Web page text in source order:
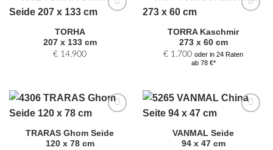
TORHA
207 x 133 cm
€ 14.900
Auswahl
hinzufügen
TORRA Kaschmir
273 x 60 cm
€ 1.700 oder in 24 Raten
ab 78 €*
Auswahl
hinzufügen
TRARAS Ghom Seide
120 x 78 cm
Auswahl
hinzufügen
VANMAL Seide
94 x 47 cm